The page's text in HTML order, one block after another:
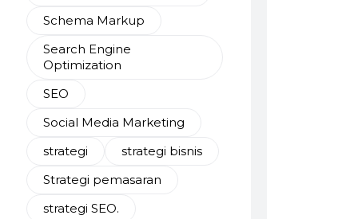
Schema Markup
Search Engine
Optimization
SEO
Social Media Marketing
strategi
strategi bisnis
Strategi pemasaran
strategi SEO.